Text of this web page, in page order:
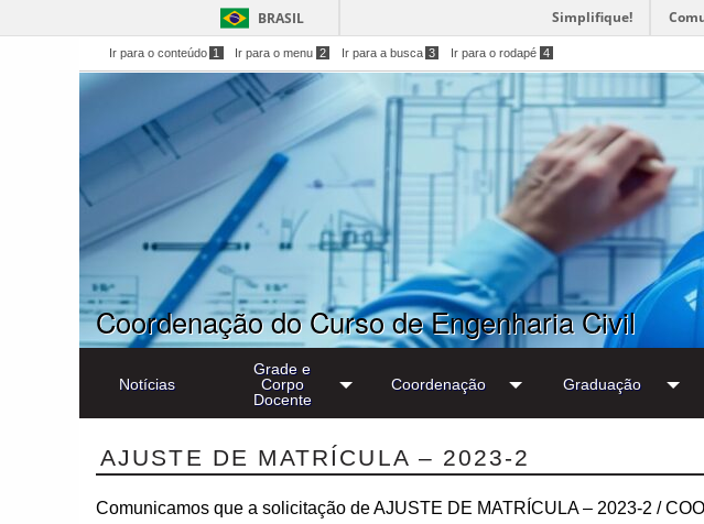
BRASIL Simplifique!
Ir para o conteúdo 1 Ir para o menu 2 Ir para a busca 3 Ir para o rodapé 4
Coordenação do Curso de Engenharia Civil
Notícias
Grade e
Corpo
Docente
Coordenação Graduação
AJUSTE DE MATRÍCULA – 2023-2
Comunicamos que a solicitação de AJUSTE DE MATRÍCULA – 2023-2 /